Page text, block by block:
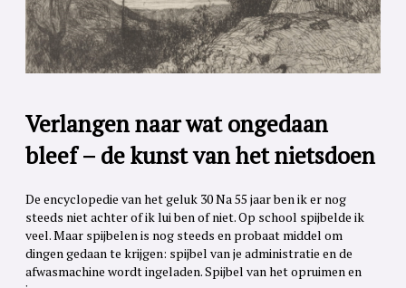
Verlangen naar wat ongedaan
bleef – de kunst van het nietsdoen
De encyclopedie van het geluk 30 Na 55 jaar ben ik er nog
steeds niet achter of ik lui ben of niet. Op school spijbelde ik
veel. Maar spijbelen is nog steeds en probaat middel om
dingen gedaan te krijgen: spijbel van je administratie en de
afwasmachine wordt ingeladen. Spijbel van het opruimen en